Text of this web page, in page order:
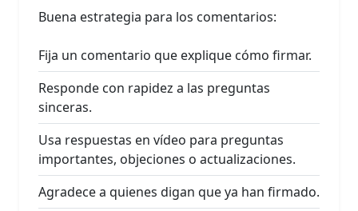
Buena estrategia para los comentarios:
Fija un comentario que explique cómo firmar.
Responde con rapidez a las preguntas
sinceras.
Usa respuestas en vídeo para preguntas
importantes, objeciones o actualizaciones.
Agradece a quienes digan que ya han firmado.